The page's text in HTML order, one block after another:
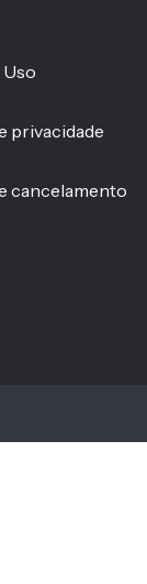
privacidade
cancelamento